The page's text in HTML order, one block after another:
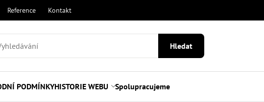
Reference Kontakt
Hledat
PODMÍNKYHISTORIE WEBU Spolupracujeme